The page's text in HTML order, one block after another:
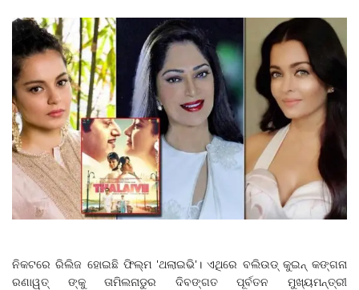
ନିକଟରେ ରିଲିଜ ହୋଇଛି ଫିଲ୍ମ 'ଥଲାଇଭି'। ଏଥିରେ ବଲିଉଡ୍ କୁଇନ୍ କଙ୍ଗନା
ରଣାୱତ୍ ଙ୍କୁ ତାମିଲନାଡୁର ଦିବଙ୍ଗତ ପୂର୍ବତନ ମୁଖ୍ୟମନ୍ତ୍ରୀ